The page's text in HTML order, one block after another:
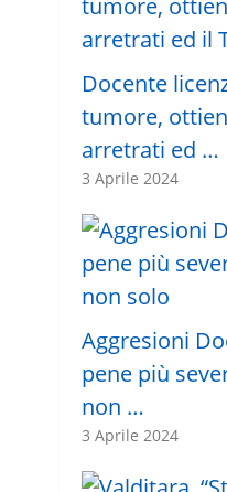
Docente
tumore,
arretrati ed …
3 Aprile 2024
Aggresioni
pene più
non …
3 Aprile 2024